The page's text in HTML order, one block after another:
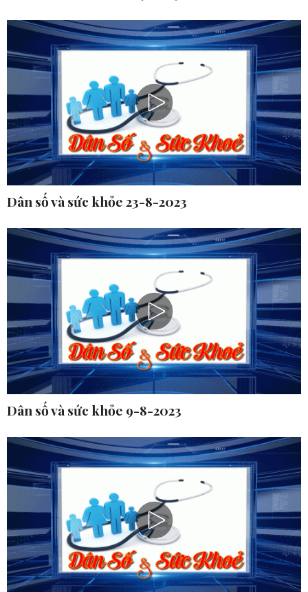
Dân số và sức khỏe 23-8-2023
Dân số và sức khỏe 9-8-2023